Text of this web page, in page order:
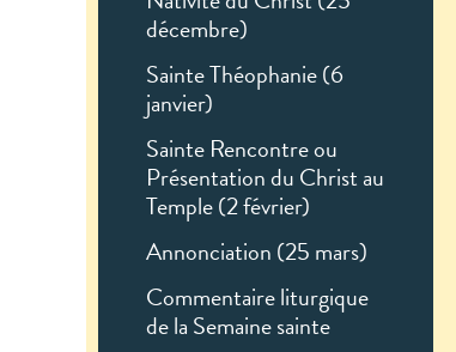
décembre)
Sainte Théophanie (6
janvier)
Sainte Rencontre ou
Présentation du Christ au
Temple (2 février)
Annonciation (25 mars)
Commentaire liturgique
de la Semaine sainte